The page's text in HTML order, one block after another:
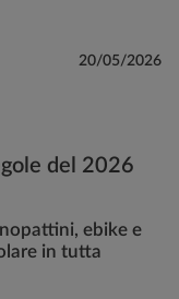
20/05/2026
del 2026
ebike e
in tutta